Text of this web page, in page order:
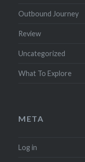
Outbound Journey
Review
Uncategorized
What To Explore
META
Log in